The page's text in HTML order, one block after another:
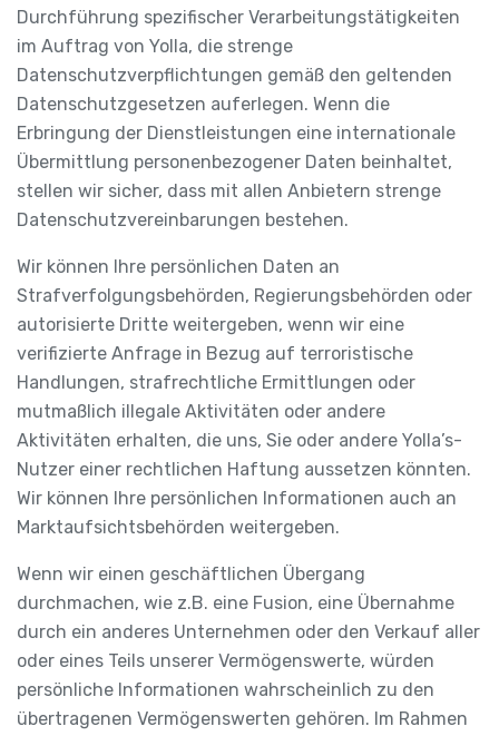
Durchführung spezifischer Verarbeitungstätigkeiten
im Auftrag von Yolla, die strenge
Datenschutzverpflichtungen gemäß den geltenden
Datenschutzgesetzen auferlegen. Wenn die
Erbringung der Dienstleistungen eine internationale
Übermittlung personenbezogener Daten beinhaltet,
stellen wir sicher, dass mit allen Anbietern strenge
Datenschutzvereinbarungen bestehen.
Wir können Ihre persönlichen Daten an
Strafverfolgungsbehörden, Regierungsbehörden oder
autorisierte Dritte weitergeben, wenn wir eine
verifizierte Anfrage in Bezug auf terroristische
Handlungen, strafrechtliche Ermittlungen oder
mutmaßlich illegale Aktivitäten oder andere
Aktivitäten erhalten, die uns, Sie oder andere Yolla’s-
Nutzer einer rechtlichen Haftung aussetzen könnten.
Wir können Ihre persönlichen Informationen auch an
Marktaufsichtsbehörden weitergeben.
Wenn wir einen geschäftlichen Übergang
durchmachen, wie z.B. eine Fusion, eine Übernahme
durch ein anderes Unternehmen oder den Verkauf aller
oder eines Teils unserer Vermögenswerte, würden
persönliche Informationen wahrscheinlich zu den
übertragenen Vermögenswerten gehören. Im Rahmen